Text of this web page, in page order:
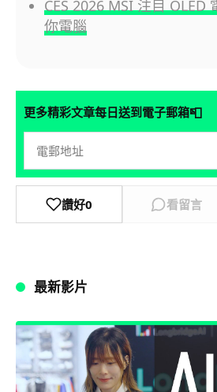
CES 2026 MSI 注目 OLED
你電腦
更多精彩文章每日送到電子郵箱📮
讚好0 看留言
最新影片